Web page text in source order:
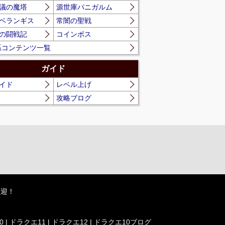
の魔塔
源世庫パニガルム
ランギス
常闇の聖戦
闘戦記
コインボス
ンテンツ一覧
ガイド
ド
レベル上げ
攻略ブログ
！
| ドラクエ11 | ドラクエ12 | ドラクエ10ブログ